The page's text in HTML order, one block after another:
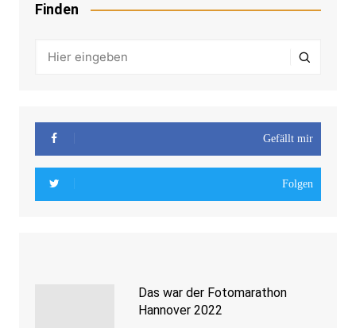
Finden
Gefällt mir
Folgen
Das war der Fotomarathon
Hannover 2022